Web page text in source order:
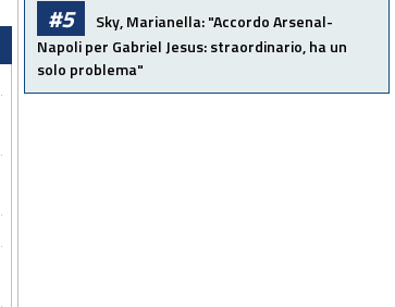
#5
Sky, Marianella: "Accordo Arsenal-
Napoli per Gabriel Jesus: straordinario, ha un
solo problema"